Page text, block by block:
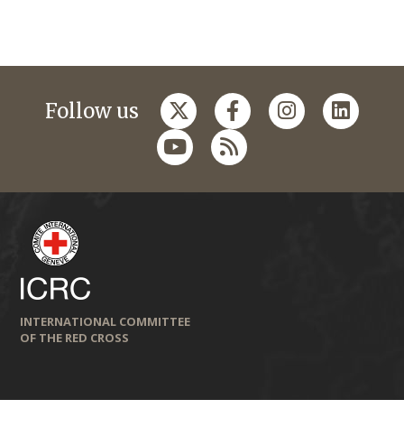
Follow us
INTERNATIONAL COMMITTEE
OF THE RED CROSS